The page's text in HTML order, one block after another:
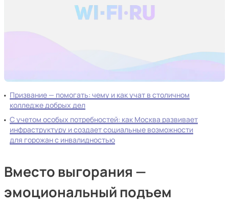
Призвание — помогать: чему и как учат в столичном
колледже добрых дел
С учетом особых потребностей: как Москва развивает
инфраструктуру и создает социальные возможности
для горожан с инвалидностью
Вместо выгорания —
эмоциональный подъем